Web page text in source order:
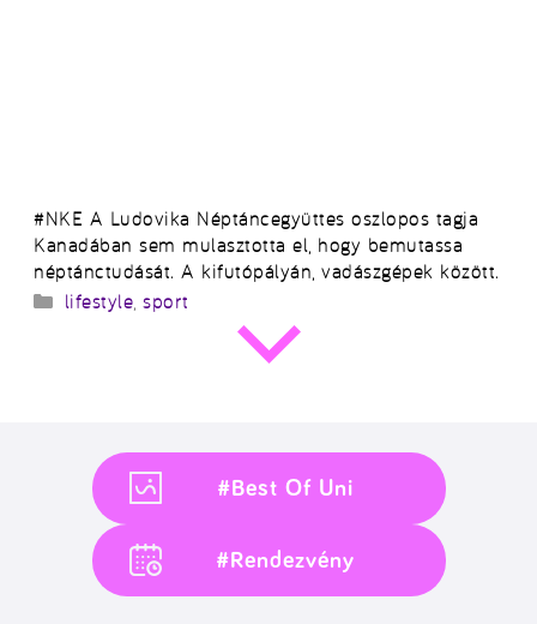
#NKE A Ludovika Néptáncegyüttes oszlopos tagja
Kanadában sem mulasztotta el, hogy bemutassa
néptánctudását. A kifutópályán, vadászgépek között.
Kategória
lifestyle ,sport
#Best Of Uni
#Rendezvény